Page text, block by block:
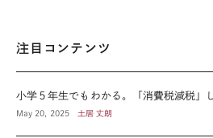
注目コンテンツ
小学５年生でもわかる。「消費税減税」
May 20, 2025 土居 丈朗